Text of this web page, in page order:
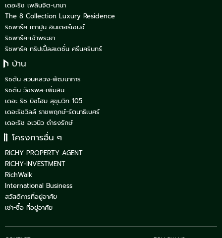
เดอะริช เพลินจิต-นานา
The 8 Collection Luxury Residence
ริชพาร์ค เตาปูน อินเตอร์เชนจ์
ริชพาร์ค-เจ้าพระยา
ริชพาร์ค ทริปเปิ้ลสเตชั่น ศรีนครินทร์
บ้าน
ริชตัน สวนหลวง-พัฒนาการ
ริชตัน วัชรพล-เพิ่มสิน
เดอะ ริช บิซโฮม สุขุมวิท 105
เดอะริชวิลล์ ราชพฤกษ์-รัตนาธิเบศร์
เดอะริช อเวนิว ดำรงรักษ์
โครงการอื่น ๆ
RICHY PROPERTY AGENT
RICHY-INVESTMENT
RichWalk
International Business
สวัสดิการที่อยู่อาศัย
เช่า-ซื้อ ที่อยู่อาศัย